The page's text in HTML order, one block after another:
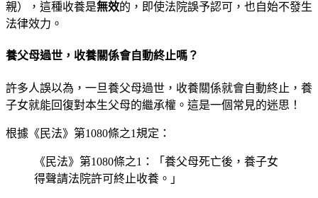
親），這種收養是無效的，即使法院誤予認可，也自始不發生
法律效力。
養父母過世，收養關係會自動終止嗎？
許多人誤以為，一旦養父母過世，收養關係就會自動終止，養
子女就能回復對本生父母的繼承權。這是一個常見的迷思！
根據《民法》第1080條之1規定：
《民法》第1080條之1：「養父母死亡後，養子女
得聲請法院許可終止收養。」